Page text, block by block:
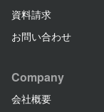
資料請求
お問い合わせ
Company
会社概要